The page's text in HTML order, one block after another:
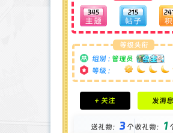
345 215
等级头衔
组别 : 管理员
等级 :
积分成就
钻石 : 185 颗
金币 : 4 枚
+ 关注 发消息
送礼物： 3个收礼物： 1